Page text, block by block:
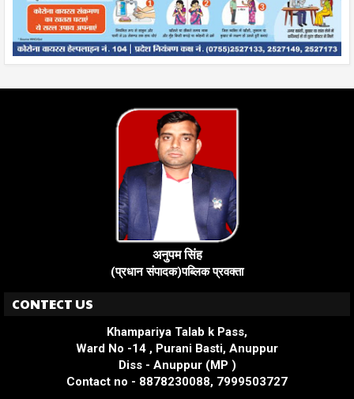
अनुपम सिंह
(प्रधान संपादक)पब्लिक प्रवक्ता
CONTECT US
Khampariya Talab k Pass,
Ward No -14 , Purani Basti, Anuppur
Diss - Anuppur (MP )
Contact no - 8878230088, 7999503727